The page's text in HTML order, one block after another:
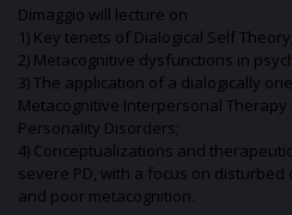
Dimaggio will lecture on
1) Key tenets of Dialogical Self Theory;
2) Metacognitive dysfunctions in
3) The application of a dialogically
Metacognitive Interpersonal Therapy
Personality Disorders;
4) Conceptualizations and
severe PD, with a focus on
and poor metacognition.